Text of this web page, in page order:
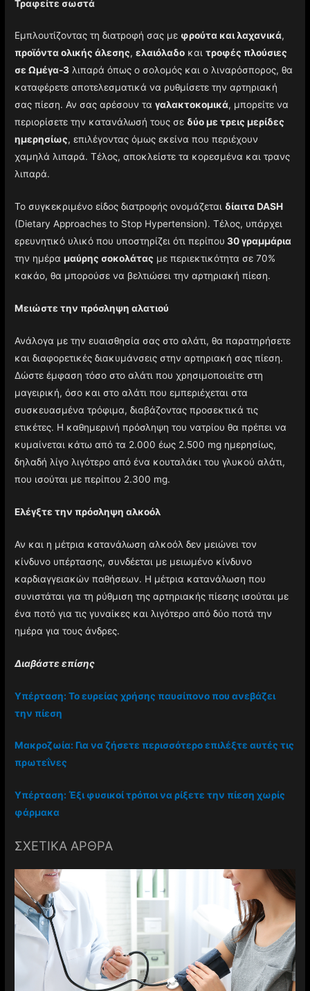
Τραφείτε σωστά
Εμπλουτίζοντας τη διατροφή σας με φρούτα και λαχανικά,
προϊόντα ολικής άλεσης,ελαιόλαδο καιτροφές πλούσιες
σε Ωμέγα-3 λιπαρά όπως ο σολομός και ο λιναρόσπορος, θα
καταφέρετε αποτελεσματικά να ρυθμίσετε την αρτηριακή
σας πίεση. Αν σας αρέσουν ταγαλακτοκομικά, μπορείτε να
περιορίσετε την κατανάλωσή τους σε δύο με τρεις μερίδες
ημερησίως, επιλέγοντας όμως εκείνα που περιέχουν
χαμηλά λιπαρά. Τέλος, αποκλείστε τα κορεσμένα και τρανς
λιπαρά.
Το συγκεκριμένο είδος διατροφής ονομάζεται δίαιτα DASH
(Dietary Approaches to Stop Hypertension). Τέλος, υπάρχει
ερευνητικό υλικό που υποστηρίζει ότι περίπου 30 γραμμάρια
την ημέραμαύρης σοκολάτας με περιεκτικότητα σε 70%
κακάο, θα μπορούσε να βελτιώσει την αρτηριακή πίεση.
Μειώστε την πρόσληψη αλατιού
Ανάλογα με την ευαισθησία σας στο αλάτι, θα παρατηρήσετε
και διαφορετικές διακυμάνσεις στην αρτηριακή σας πίεση.
Δώστε έμφαση τόσο στο αλάτι που χρησιμοποιείτε στη
μαγειρική, όσο και στο αλάτι που εμπεριέχεται στα
συσκευασμένα τρόφιμα, διαβάζοντας προσεκτικά τις
ετικέτες. Η καθημερινή πρόσληψη του νατρίου θα πρέπει να
κυμαίνεται κάτω από τα 2.000 έως 2.500 mg ημερησίως,
δηλαδή λίγο λιγότερο από ένα κουταλάκι του γλυκού αλάτι,
που ισούται με περίπου 2.300 mg.
Ελέγξτε την πρόσληψη αλκοόλ
Αν και η μέτρια κατανάλωση αλκοόλ δεν μειώνει τον
κίνδυνο υπέρτασης, συνδέεται με μειωμένο κίνδυνο
καρδιαγγειακών παθήσεων. Η μέτρια κατανάλωση που
συνιστάται για τη ρύθμιση της αρτηριακής πίεσης ισούται με
ένα ποτό για τις γυναίκες και λιγότερο από δύο ποτά την
ημέρα για τους άνδρες.
Διαβάστε επίσης
Υπέρταση: Το ευρείας χρήσης παυσίπονο που ανεβάζει
την πίεση
Μακροζωία: Για να ζήσετε περισσότερο επιλέξτε αυτές τις
πρωτεΐνες
Υπέρταση: Έξι φυσικοί τρόποι να ρίξετε την πίεση χωρίς
φάρμακα
ΣΧΕΤΙΚΑ ΑΡΘΡΑ